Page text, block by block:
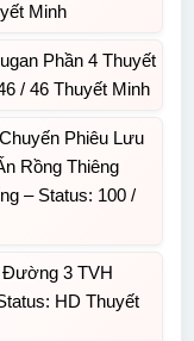
Minh
Phần 4 Thuyết
/ 46 Thuyết Minh
Phiêu Lưu
Rồng Thiêng
– Status: 100 /
3 TVH
HD Thuyết